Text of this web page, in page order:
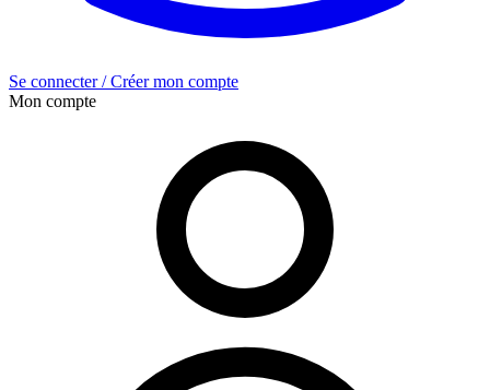
Se connecter / Créer mon compte
Mon compte